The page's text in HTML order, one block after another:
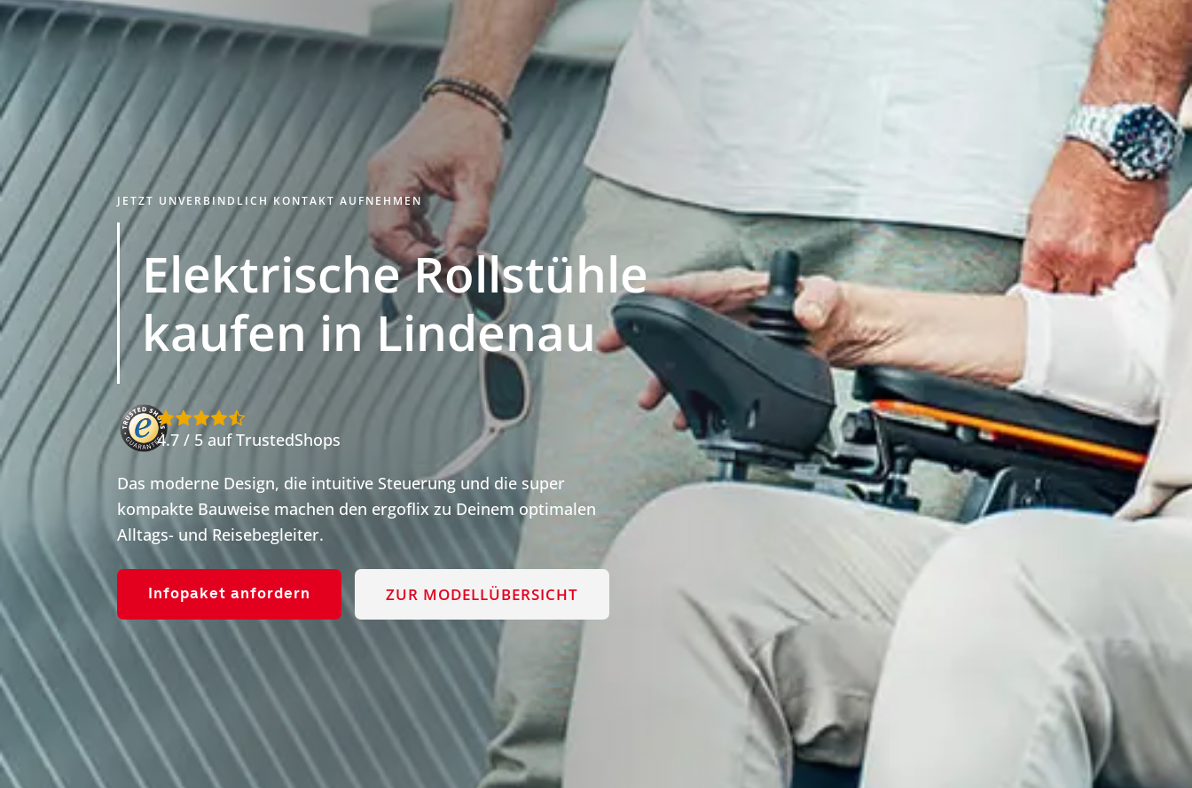
JETZT UNVERBINDLICH KONTAKT AUFNEHMEN
Elektrische Rollstühle
kaufen inLindenau
4.7 / 5 auf TrustedShops
Das moderne Design, die intuitive Steuerung und die super
kompakte Bauweise machen den ergoflix zu Deinem optimalen
Alltags- und Reisebegleiter.
Infopaket anfordern ZUR MODELLÜBERSICHT